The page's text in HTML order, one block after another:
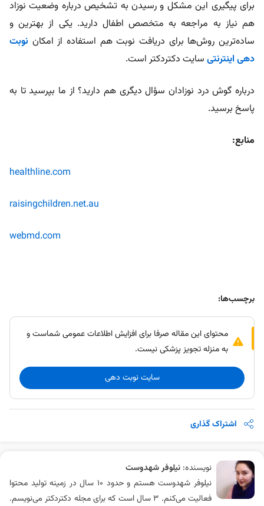
برای پیگیری این مشکل و رسیدن به تشخیص درباره وضعیت نوزاد
هم نیاز به مراجعه به متخصص اطفال دارید. یکی از بهترین و
ساده‌ترین روش‌ها برای دریافت نوبت هم استفاده از امکان نوبت
دهی اینترنتی سایت دکتردکتر است.
درباره گوش درد نوزادان سؤال دیگری هم دارید؟ از ما بپرسید تا به
پاسخ برسید.
منابع:
healthline.com
raisingchildren.net.au
webmd.com
برچسب‌ها:
محتوای این مقاله صرفا برای افزایش اطلاعات عمومی شماست و
به منزله تجویز پزشکی نیست.
سایت نوبت دهی
اشتراک گذاری
نویسنده: نیلوفر شهدوست
نیلوفر شهدوست هستم و حدود 10 سال در زمینه تولید محتوا
فعالیت می‌کنم. 3 سال است که برای مجله دکتردکتر می‌نویسم.